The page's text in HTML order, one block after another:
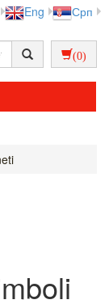
Eng Срп
(0)